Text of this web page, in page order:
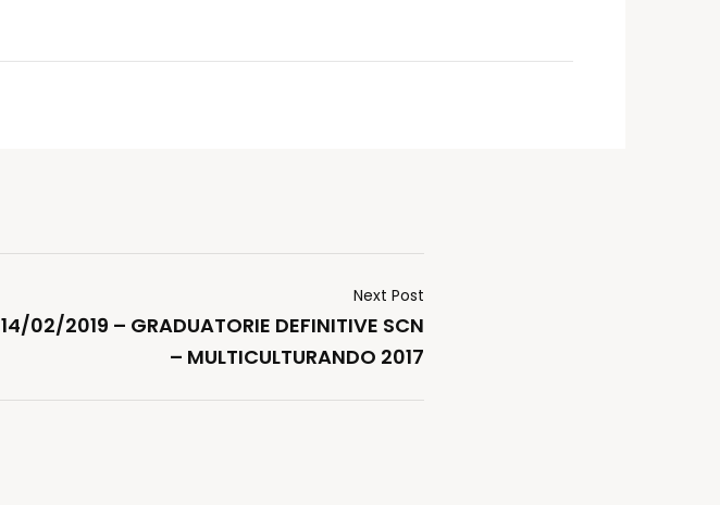
Next Post
14/02/2019 – GRADUATORIE DEFINITIVE SCN
– MULTICULTURANDO 2017